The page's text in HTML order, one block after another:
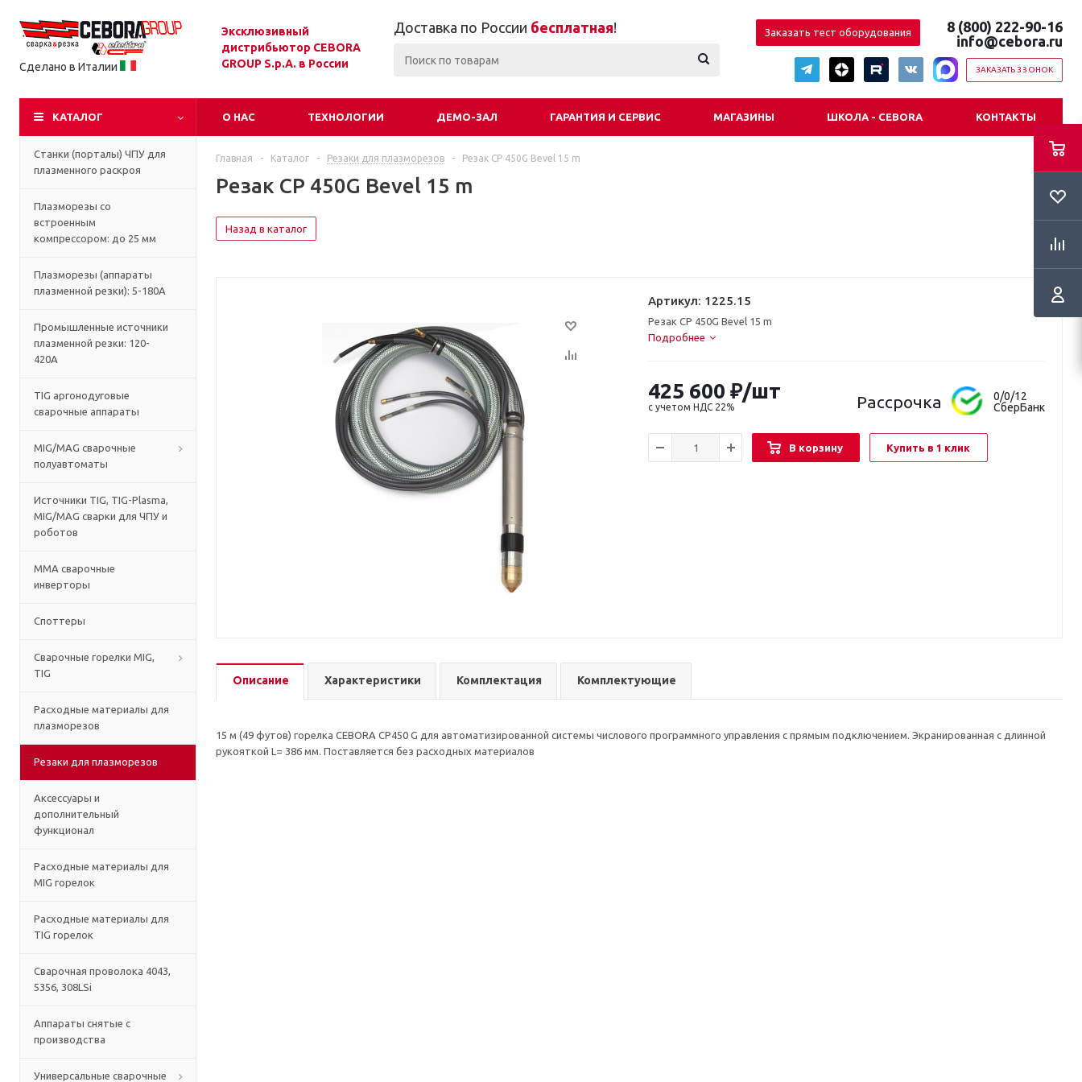
Сделано в Италии
Эксклюзивный
дистрибьютор CEBORA
GROUP S.p.A. в России
Доставка по России бесплатная! Заказать тест оборудования
8 (800) 222-90-16
info@cebora.ru
ЗАКАЗАТЬ ЗВОНОК
КАТАЛОГ О НАС ТЕХНОЛОГИИ ДЕМО-ЗАЛ ГАРАНТИЯ И СЕРВИС МАГАЗИНЫ ШКОЛА - CEBORA КОНТАКТЫ
Станки (порталы) ЧПУ для
плазменного раскроя
Плазморезы со
встроенным
компрессором: до 25 мм
Плазморезы (аппараты
плазменной резки): 5-180А
Промышленные источники
плазменной резки: 120-
420А
TIG аргонодуговые
сварочные аппараты
MIG/MAG сварочные
полуавтоматы
Источники TIG, TIG-Plasma,
MIG/MAG сварки для ЧПУ и
роботов
MMA сварочные
инверторы
Споттеры
Сварочные горелки MIG,
TIG
Расходные материалы для
плазморезов
Резаки для плазморезов
Аксессуары и
дополнительный
функционал
Расходные материалы для
MIG горелок
Расходные материалы для
TIG горелок
Сварочная проволока 4043,
5356, 308LSi
Аппараты снятые с
производства
Универсальные сварочные
Главная - Каталог - Резаки для плазморезов - Резак CP 450G Bevel 15 m
Резак CP 450G Bevel 15 m
Назад в каталог
Артикул: 1225.15
Резак CP 450G Bevel 15 m
Подробнее
425 600 ₽/шт
с учетом НДС 22% Рассрочка
0/0/12
СберБанк
В корзину Купить в 1 клик
Описание Характеристики Комплектация Комплектующие
15 м (49 футов) горелка CEBORA CP450 G для автоматизированной системы числового программного управления с прямым подключением. Экранированная с длинной
рукояткой L= 386 мм. Поставляется без расходных материалов